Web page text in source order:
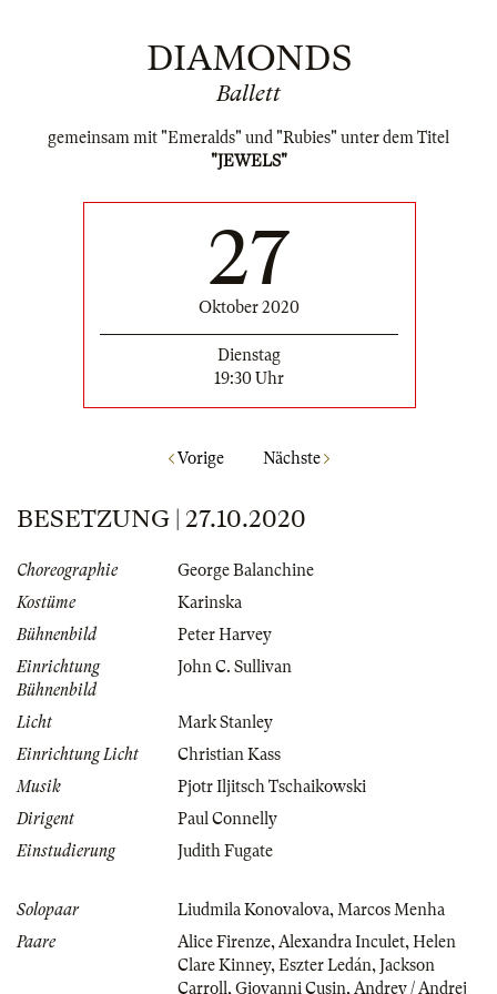
DIAMONDS
Ballett
gemeinsam mit "Emeralds" und "Rubies" unter dem Titel
"JEWELS"
27
Oktober 2020
Dienstag
19:30 Uhr
Vorige Nächste
BESETZUNG | 27.10.2020
Choreographie
George Balanchine
Kostüme
Karinska
Bühnenbild
Peter Harvey
Einrichtung
Bühnenbild
John C. Sullivan
Licht
Mark Stanley
Einrichtung Licht
Christian Kass
Musik
Pjotr Iljitsch Tschaikowski
Dirigent
Paul Connelly
Einstudierung
Judith Fugate
Solopaar Liudmila Konovalova, Marcos Menha
Paare
Alice Firenze, Alexandra Inculet, Helen
Clare Kinney, Eszter Ledán, Jackson
Carroll , Giovanni Cusin, Andrey / Andrej